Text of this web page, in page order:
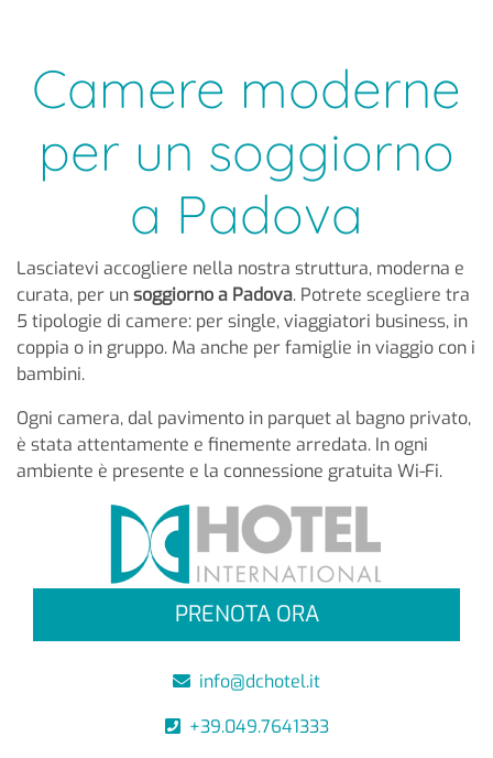
Camere moderne
per un soggiorno
a Padova
Lasciatevi accogliere nella nostra struttura, moderna e
curata, per unsoggiorno a Padova. Potrete scegliere tra
5 tipologie di camere: per single, viaggiatori business, in
coppia o in gruppo. Ma anche per famiglie in viaggio con i
bambini.
Ogni camera, dal pavimento in parquet al bagno privato,
è stata attentamente e finemente arredata. In ogni
ambiente è presente e la connessione gratuita Wi-Fi.
PRENOTA ORA
info@dchotel.it
+39.049.7641333